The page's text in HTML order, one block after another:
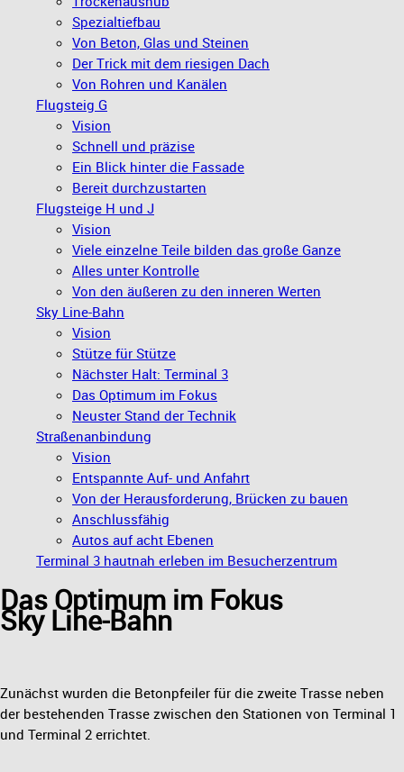
Spezialtiefbau
Von Beton, Glas und Steinen
Der Trick mit dem riesigen Dach
Von Rohren und Kanälen
Flugsteig G
Vision
Schnell und präzise
Ein Blick hinter die Fassade
Bereit durchzustarten
Flugsteige H und J
Vision
Viele einzelne Teile bilden das große Ganze
Alles unter Kontrolle
Von den äußeren zu den inneren Werten
Sky Line-Bahn
Vision
Stütze für Stütze
Nächster Halt: Terminal 3
Das Optimum im Fokus
Neuster Stand der Technik
Straßenanbindung
Vision
Entspannte Auf- und Anfahrt
Von der Herausforderung, Brücken zu bauen
Anschlussfähig
Autos auf acht Ebenen
Terminal 3 hautnah erleben im Besucherzentrum
Das Optimum im Fokus
Sky Line-Bahn
Zunächst wurden die Betonpfeiler für die zweite Trasse neben
der bestehenden Trasse zwischen den Stationen von Terminal 1
und Terminal 2 errichtet.